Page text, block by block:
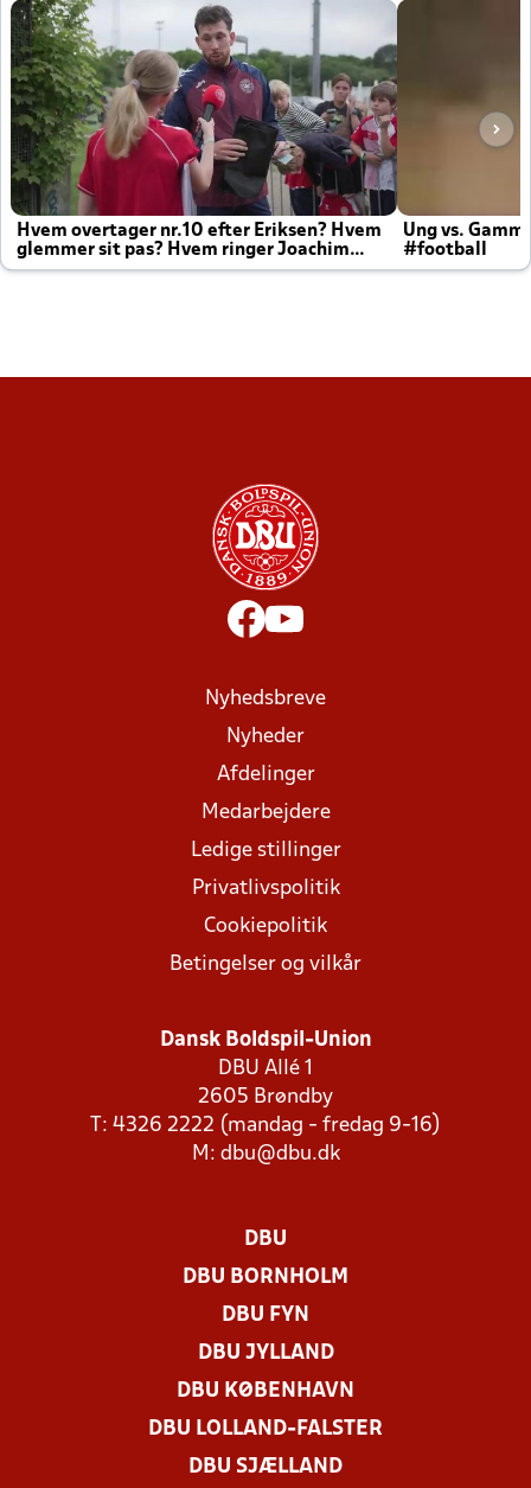
Hvem overtager nr.10 efter Eriksen? Hvem
glemmer sit pas? Hvem ringer Joachim
altid til efter kampe?
Ung vs.
#football
Nyhedsbreve
Nyheder
Afdelinger
Medarbejdere
Ledige stillinger
Privatlivspolitik
Cookiepolitik
Betingelser og vilkår
Dansk Boldspil-Union
DBU Allé 1
2605 Brøndby
T: 4326 2222 (mandag - fredag 9-16)
M: dbu@dbu.dk
DBU
DBU BORNHOLM
DBU FYN
DBU JYLLAND
DBU KØBENHAVN
DBU LOLLAND-FALSTER
DBU SJÆLLAND